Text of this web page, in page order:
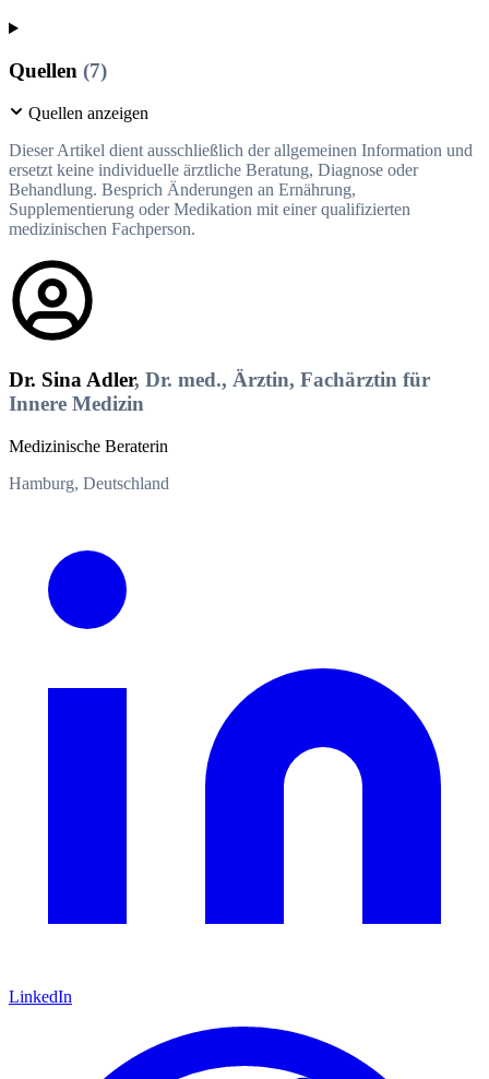
Quellen (7)
Quellen anzeigen
Dieser Artikel dient ausschließlich der allgemeinen Information und
ersetzt keine individuelle ärztliche Beratung, Diagnose oder
Behandlung. Besprich Änderungen an Ernährung,
Supplementierung oder Medikation mit einer qualifizierten
medizinischen Fachperson.
Dr. Sina Adler, Dr. med., Ärztin, Fachärztin für
Innere Medizin
Medizinische Beraterin
Hamburg, Deutschland
LinkedIn